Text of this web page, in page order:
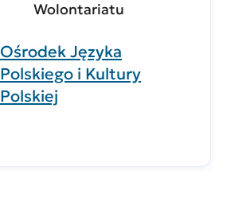
Wolontariatu
Ośrodek Języka
Polskiego i Kultury
Polskiej